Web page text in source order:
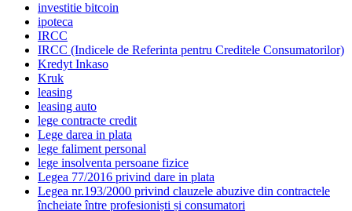
investitie bitcoin
ipoteca
IRCC
IRCC (Indicele de Referinta pentru Creditele Consumatorilor)
Kredyt Inkaso
Kruk
leasing
leasing auto
lege contracte credit
Lege darea in plata
lege faliment personal
lege insolventa persoane fizice
Legea 77/2016 privind dare in plata
Legea nr.193/2000 privind clauzele abuzive din contractele
încheiate între profesioniști și consumatori